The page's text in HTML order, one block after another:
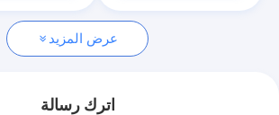
عرض المزيد
اترك رسالة